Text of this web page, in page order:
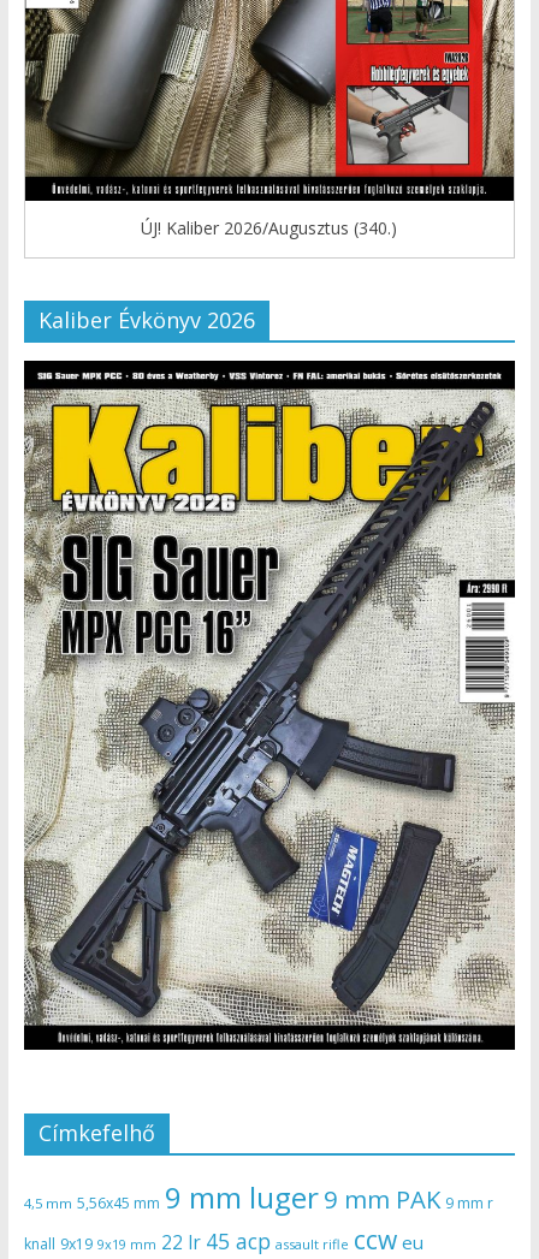
ÚJ! Kaliber 2026/Augusztus (340.)
Kaliber Évkönyv 2026
Címkefelhő
4,5 mm 5,56x45 mm 9 mm luger9 mm PAK 9 mm r
knall 9x19 9x19 mm 22 lr 45 acp assault rifle ccw eu